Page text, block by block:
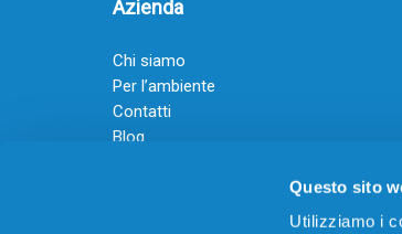
Questo sito
Utilizziamo i
Azienda
Chi siamo
Per l’ambiente
Contatti
Blog
Guadagna con il Dropship